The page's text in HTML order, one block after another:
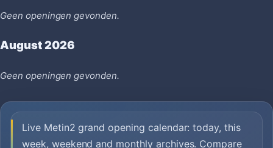
Geen openingen gevonden.
August 2026
Geen openingen gevonden.
Live Metin2 grand opening calendar: today, this
week, weekend and monthly archives. Compare